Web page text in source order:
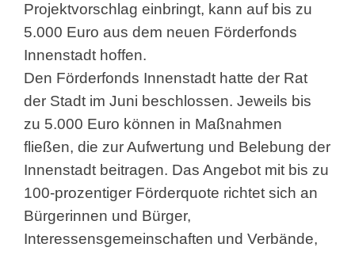
Projektvorschlag einbringt, kann auf bis zu
5.000 Euro aus dem neuen Förderfonds
Innenstadt hoffen.
Den Förderfonds Innenstadt hatte der Rat
der Stadt im Juni beschlossen. Jeweils bis
zu 5.000 Euro können in Maßnahmen
fließen, die zur Aufwertung und Belebung der
Innenstadt beitragen. Das Angebot mit bis zu
100-prozentiger Förderquote richtet sich an
Bürgerinnen und Bürger,
Interessensgemeinschaften und Verbände,